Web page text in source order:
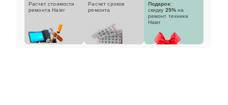
Расчет стоимости
ремонта Haier
Расчет сроков
ремонта
Подарок:
скидку 25% на
ремонт техники
Haier